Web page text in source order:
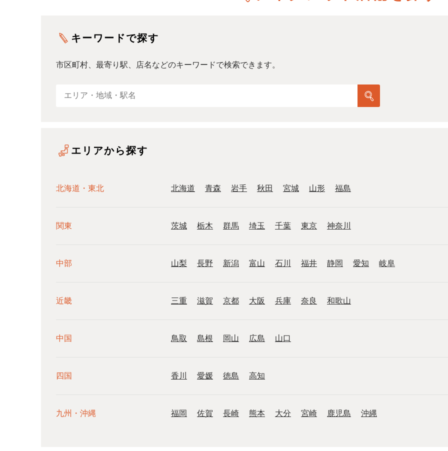
キーワードで探す
市区町村、最寄り駅、店名などのキーワードで検索できます。
エリアから探す
北海道・東北 北海道 青森 岩手 秋田 宮城 山形 福島
関東 茨城 栃木 群馬 埼玉 千葉 東京 神奈川
中部 山梨 長野 新潟 富山 石川 福井 静岡 愛知 岐阜
近畿 三重 滋賀 京都 大阪 兵庫 奈良 和歌山
中国 鳥取 島根 岡山 広島 山口
四国 香川 愛媛 徳島 高知
九州・沖縄 福岡 佐賀 長崎 熊本 大分 宮崎 鹿児島 沖縄